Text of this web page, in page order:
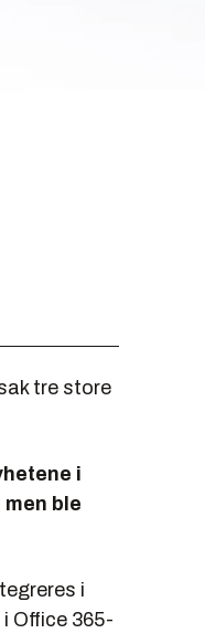
tre store
i
ble
i
Office 365-